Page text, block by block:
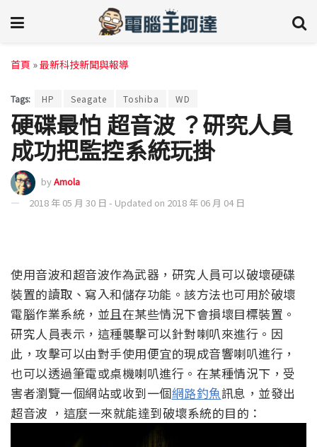
首頁 »最新科技新聞與報導
Tags: HP Seagate Toshiba WD
硬碟最怕 超音波 ？研究人員
成功把監控系統玩掛
byAmola
2018 年 05 月 30 日 - Updated on 2018 年 06 月 04 日
使用音波和超音波作為武器，研究人員可以破壞硬碟
裝置的讀取、寫入和儲存功能。該方法也可用於破壞
電腦作業系統，並且在某些情況下會損壞目標裝置。
研究人員表示，這種襲擊可以針對喇叭來進行。因
此，攻擊可以由對手使用便宜的現成音響喇叭進行，
也可以透過筆電或桌機喇叭進行。在某種情況下，受
害者瀏覽一個網站或收到一個網路釣魚訊息，並發出
超音波 ，這麼一來就能達到破壞系統的目的：